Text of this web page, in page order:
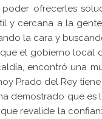
ofrecerles
y cercana a la
la cara y
el gobierno local
encontró una
Prado del Rey
demostrado que
revalide la